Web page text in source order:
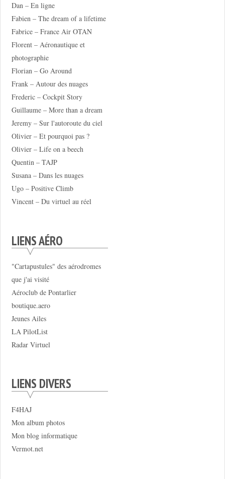
Dan – En ligne
Fabien – The dream of a lifetime
Fabrice – France Air OTAN
Florent – Aéronautique et
photographie
Florian – Go Around
Frank – Autour des nuages
Frederic – Cockpit Story
Guillaume – More than a dream
Jeremy – Sur l'autoroute du ciel
Olivier – Et pourquoi pas ?
Olivier – Life on a beech
Quentin – TAJP
Susana – Dans les nuages
Ugo – Positive Climb
Vincent – Du virtuel au réel
LIENS AÉRO
"Cartapustules" des aérodromes
que j'ai visité
Aéroclub de Pontarlier
boutique.aero
Jeunes Ailes
LA PilotList
Radar Virtuel
LIENS DIVERS
F4HAJ
Mon album photos
Mon blog informatique
Vermot.net